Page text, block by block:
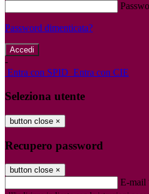
Password dimenticata?
-
Entra con SPID Entra con CIE
Seleziona utente
button close ×
Recupero password
button close ×
E-mail